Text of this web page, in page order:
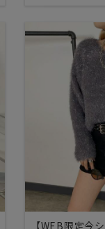
【WEB限定今